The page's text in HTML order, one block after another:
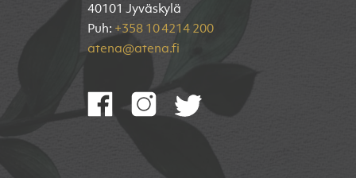
40101 Jyväskylä
Puh: +358 10 4214 200
atena@atena.fi